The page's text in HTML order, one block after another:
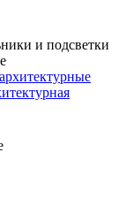
и подсветки